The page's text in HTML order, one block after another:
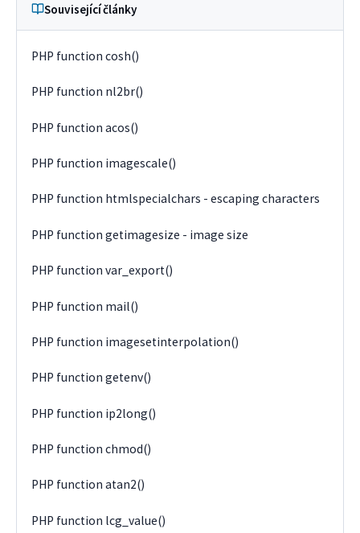
Související články
PHP function cosh()
PHP function nl2br()
PHP function acos()
PHP function imagescale()
PHP function htmlspecialchars - escaping characters
PHP function getimagesize - image size
PHP function var_export()
PHP function mail()
PHP function imagesetinterpolation()
PHP function getenv()
PHP function ip2long()
PHP function chmod()
PHP function atan2()
PHP function lcg_value()